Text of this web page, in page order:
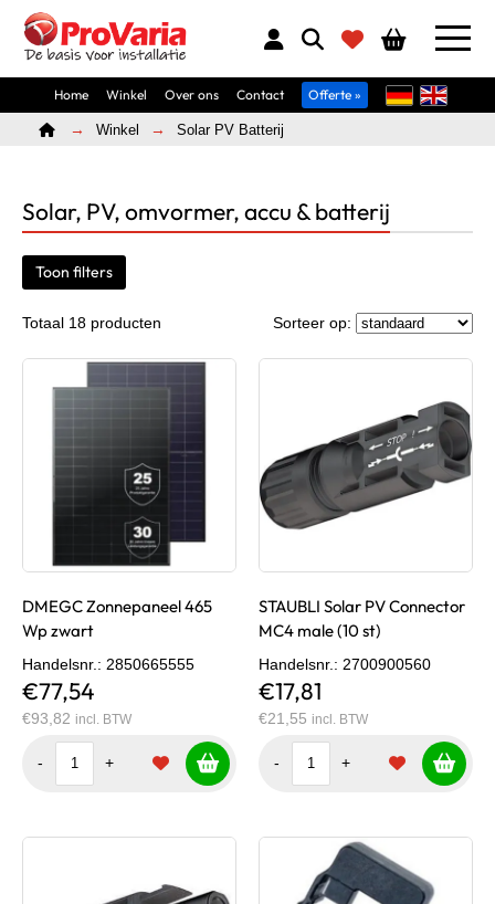
Home Winkel Over ons Contact Offerte »
Home Winkel Solar PV Batterij
Solar, PV, omvormer, accu & batterij
Totaal 18 producten Sorteer op:
DMEGC Zonnepaneel 465
Wp zwart
Handelsnr. : 2850665555
€77,54
€93,82 incl. BTW
- +
STAUBLI Solar PV Connector
MC4 male (10 st)
Handelsnr. : 2700900560
€17,81
€21,55 incl. BTW
- +
Toon filters